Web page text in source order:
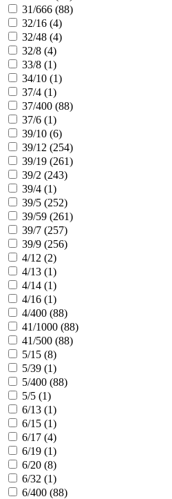
31/666 (88)
32/16 (4)
32/48 (4)
32/8 (4)
33/8 (1)
34/10 (1)
37/4 (1)
37/400 (88)
37/6 (1)
39/10 (6)
39/12 (254)
39/19 (261)
39/2 (243)
39/4 (1)
39/5 (252)
39/59 (261)
39/7 (257)
39/9 (256)
4/12 (2)
4/13 (1)
4/14 (1)
4/16 (1)
4/400 (88)
41/1000 (88)
41/500 (88)
5/15 (8)
5/39 (1)
5/400 (88)
5/5 (1)
6/13 (1)
6/15 (1)
6/17 (4)
6/19 (1)
6/20 (8)
6/32 (1)
6/400 (88)